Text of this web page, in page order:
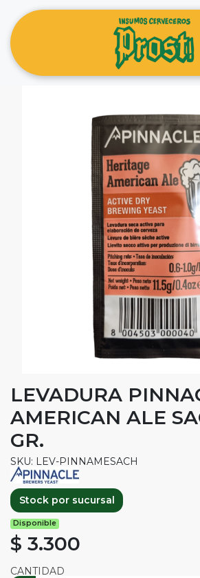
LEVADURA
AMERICAN ALE
GR.
SKU: LEV-PINNAMESACH
Stock por sucursal
Disponible
$ 3.300
CANTIDAD